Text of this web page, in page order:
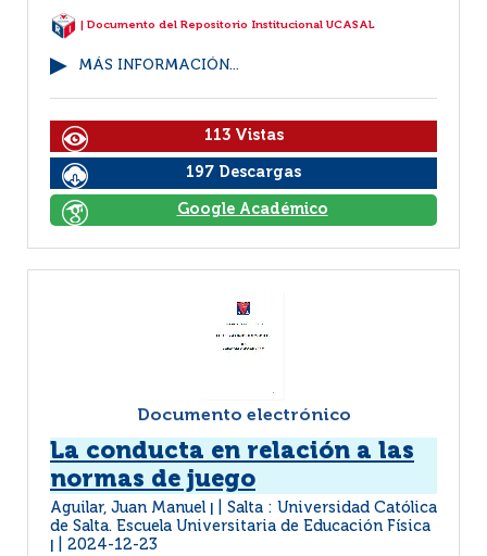
| Documento del Repositorio Institucional UCASAL
MÁS INFORMACIÓN...
113 Vistas
197 Descargas
Google Académico
Documento electrónico
La conducta en relación a las
normas de juego
Aguilar, Juan Manuel
Salta : Universidad Católica
de Salta. Escuela Universitaria de Educación Física
2024-12-23